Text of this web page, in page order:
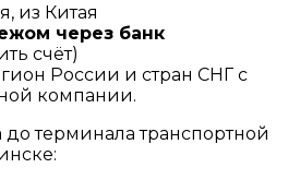
из Китая
через банк
счёт)
России и стран СНГ с
компании.
до терминала транспортной